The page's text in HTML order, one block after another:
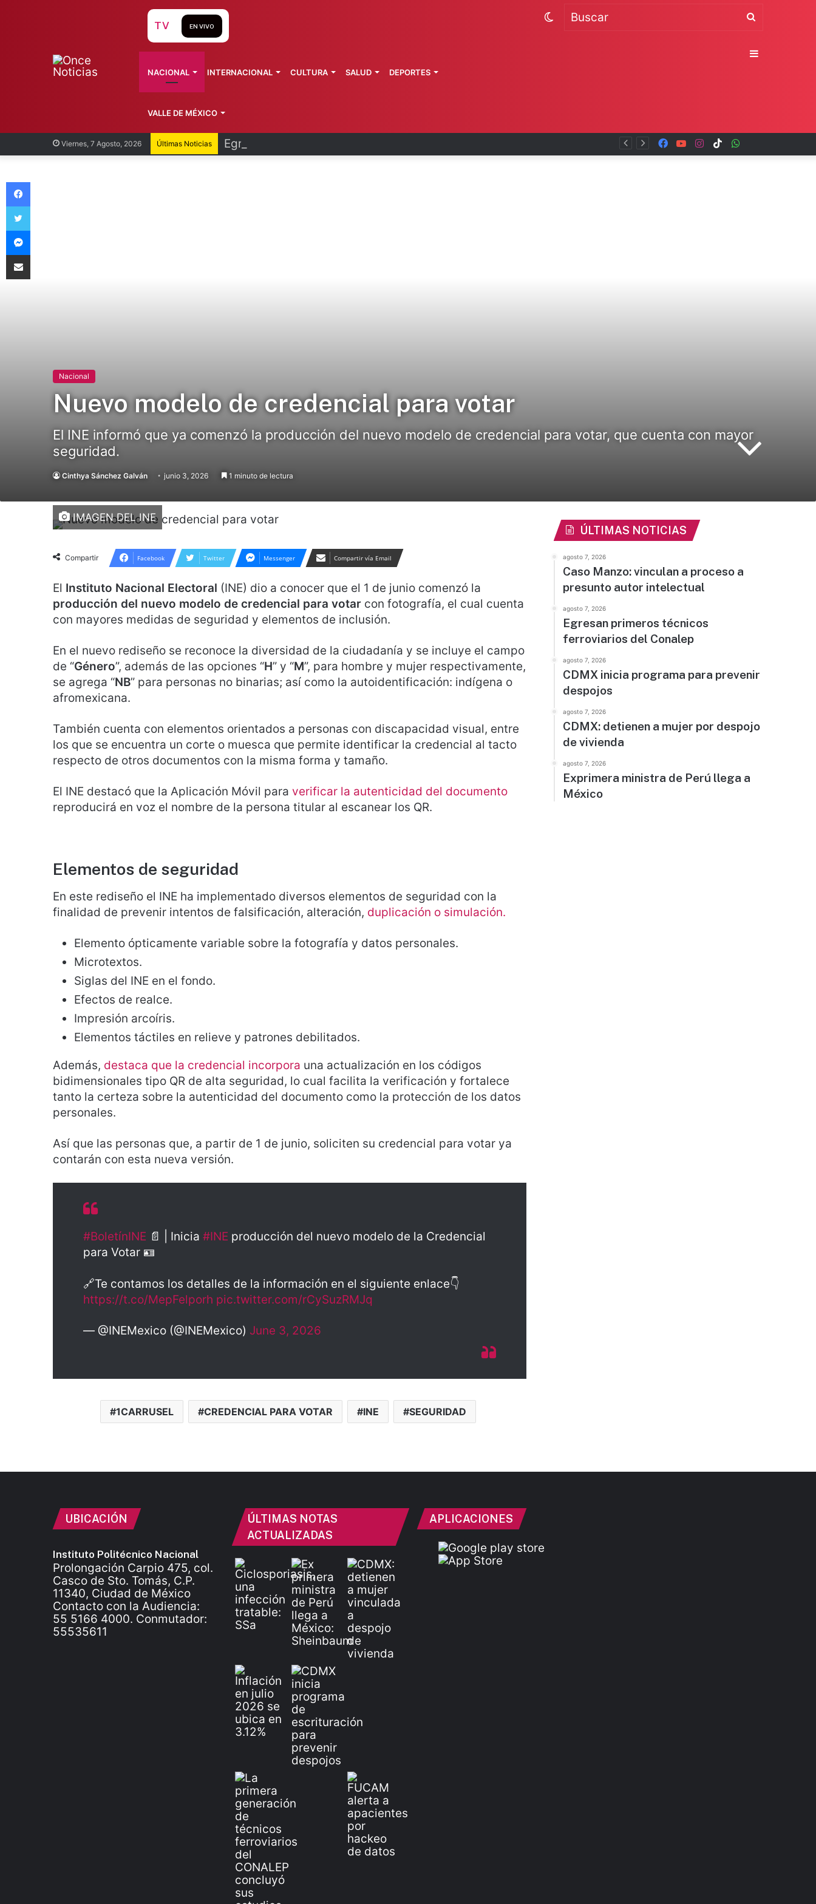
Viernes, 7 Agosto, 2026 Últimas Noticias Egresan primeros técnicos ferroviarios del Conalep TikTok
Instagram
YouTube
Facebook
TV EN VIVO
NACIONAL INTERNACIONAL CULTURA SALUD DEPORTES
VALLE DE MÉXICO
Buscar
Switch
Sidebar
Nacional
Nuevo modelo de credencial para votar
El INE informó que ya comenzó la producción del nuevo modelo de credencial para votar, que cuenta con mayor
seguridad.
Cinthya Sánchez Galván junio 3, 2026 1 minuto de lectura
IMAGEN DEL INE
Compartir Facebook Twitter Messenger Compartir vía Email
El Instituto Nacional Electoral (INE) dio a conocer que el 1 de junio comenzó la
producción del nuevo modelo de credencial para votar con fotografía, el cual cuenta
con mayores medidas de seguridad y elementos de inclusión.
En el nuevo rediseño se reconoce la diversidad de la ciudadanía y se incluye el campo
de “Género”, además de las opciones “H” y “M”, para hombre y mujer respectivamente,
se agrega “NB” para personas no binarias; así como la autoidentificación: indígena o
afromexicana.
También cuenta con elementos orientados a personas con discapacidad visual, entre
los que se encuentra un corte o muesca que permite identificar la credencial al tacto
respecto de otros documentos con la misma forma y tamaño.
El INE destacó que la Aplicación Móvil para verificar la autenticidad del documento
reproducirá en voz el nombre de la persona titular al escanear los QR.
Elementos de seguridad
En este rediseño el INE ha implementado diversos elementos de seguridad con la
finalidad de prevenir intentos de falsificación, alteración, duplicación o simulación.
Elemento ópticamente variable sobre la fotografía y datos personales.
Microtextos.
Siglas del INE en el fondo.
Efectos de realce.
Impresión arcoíris.
Elementos táctiles en relieve y patrones debilitados.
Además, destaca que la credencial incorpora una actualización en los códigos
bidimensionales tipo QR de alta seguridad, lo cual facilita la verificación y fortalece
tanto la certeza sobre la autenticidad del documento como la protección de los datos
personales.
Así que las personas que, a partir de 1 de junio, soliciten su credencial para votar ya
contarán con esta nueva versión.
#BoletínINE 📄 | Inicia #INE producción del nuevo modelo de la Credencial
para Votar 🪪
🔗Te contamos los detalles de la información en el siguiente enlace👇
https://t.co/MepFelporh pic.twitter.com/rCySuzRMJq
— @INEMexico (@INEMexico) June 3, 2026
1CARRUSEL CREDENCIAL PARA VOTAR INE SEGURIDAD
ÚLTIMAS NOTICIAS
agosto 7, 2026
Caso Manzo: vinculan a proceso a
presunto autor intelectual
agosto 7, 2026
Egresan primeros técnicos
ferroviarios del Conalep
agosto 7, 2026
CDMX inicia programa para prevenir
despojos
agosto 7, 2026
CDMX: detienen a mujer por despojo
de vivienda
agosto 7, 2026
Exprimera ministra de Perú llega a
México
UBICACIÓN
Instituto Politécnico Nacional
Prolongación Carpio 475, col.
Casco de Sto. Tomás, C.P.
11340, Ciudad de México
Contacto con la Audiencia:
55 5166 4000. Conmutador:
55535611
ÚLTIMAS NOTAS
ACTUALIZADAS
APLICACIONES
Facebook
Twitter
Messenger
Compartir vía Email